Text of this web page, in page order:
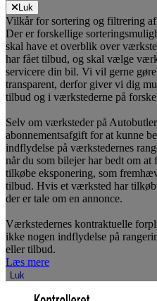
Luk
Vilkår for sortering og filtrering
Der er forskellige
skal have et overblik over
har fået tilbud, og skal vælge
servicere din bil. Vi vil gerne
transparent, derfor giver vi dig
tilbud og i værkstederne på
Selv om værksteder på
abonnementsafgift for at kunne
indflydelse på værkstedernes
når du som bilejer har bedt om
tilkøbe eksponering, som
tilbud. Hvis et værksted har
der er tale om en annonce.
Værkstedernes kontraktuelle
ikke nogen indflydelse på
eller tilbud.
Læs mere
Luk